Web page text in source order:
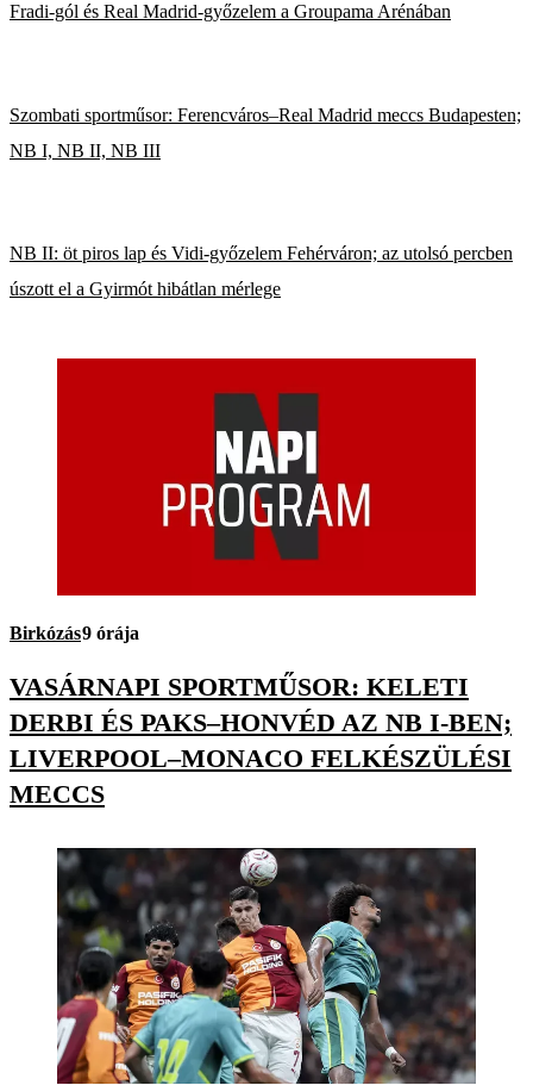
Fradi-gól és Real Madrid-győzelem a Groupama Arénában
Szombati sportműsor: Ferencváros–Real Madrid meccs Budapesten;
NB I, NB II, NB III
NB II: öt piros lap és Vidi-győzelem Fehérváron; az utolsó percben
úszott el a Gyirmót hibátlan mérlege
Birkózás9 órája
VASÁRNAPI SPORTMŰSOR: KELETI
DERBI ÉS PAKS–HONVÉD AZ NB I-BEN;
LIVERPOOL–MONACO FELKÉSZÜLÉSI
MECCS